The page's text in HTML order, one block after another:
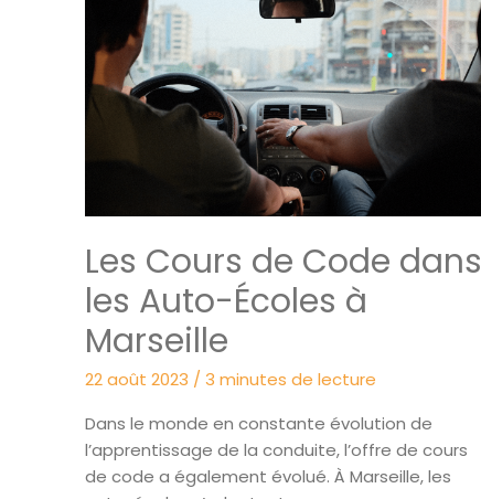
Châlons-
en-
Champagne
de
conduire
Les Cours de Code dans
les Auto-Écoles à
Marseille
22 août 2023 / 3 minutes de lecture
Dans le monde en constante évolution de
l’apprentissage de la conduite, l’offre de cours
de code a également évolué. À Marseille, les